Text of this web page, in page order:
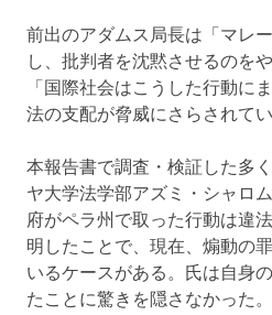
前出のアダムス局長は「マレ
し、批判者を沈黙させるのを
「国際社会はこうした行動に
法の支配が脅威にさらされて
本報告書で調査・検証した多
ヤ大学法学部アズミ・シャロ
府がペラ州で取った行動は違
明したことで、現在、煽動の
いるケースがある。氏は自身
たことに驚きを隠さなかった